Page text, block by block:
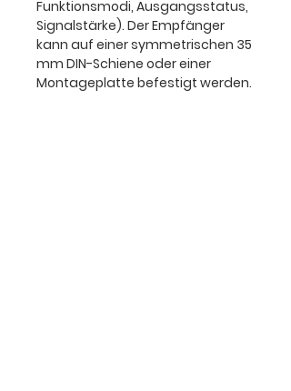
Funktionsmodi, Ausgangsstatus,
Signalstärke). Der Empfänger
kann auf einer symmetrischen 35
mm DIN-Schiene oder einer
Montageplatte befestigt werden.